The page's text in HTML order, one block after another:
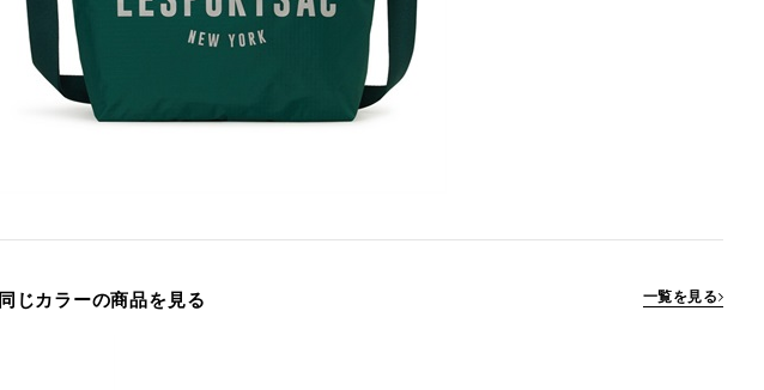
同じカラーの商品を見る 一覧を見る